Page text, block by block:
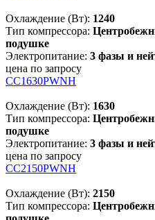
Охлаждение (Вт): 1240
Тип компрессора:
подушке
Электропитание: 3 фазы и
цена по запросу
CC1630PWNH
Охлаждение (Вт): 1630
Тип компрессора:
подушке
Электропитание: 3 фазы и
цена по запросу
CC2150PWNH
Охлаждение (Вт): 2150
Тип компрессора: